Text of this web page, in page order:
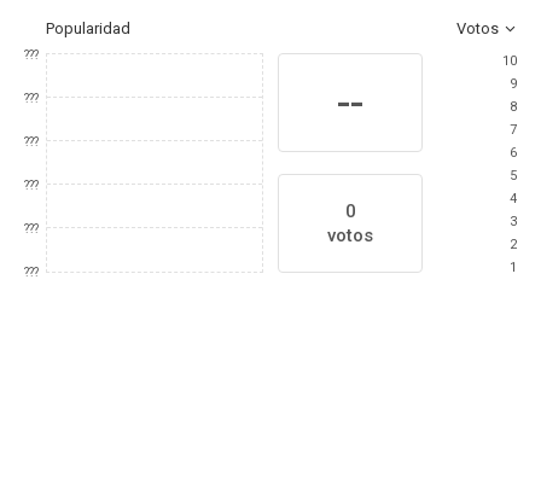
Popularidad Votos
???
???
???
???
???
???
--
0
votos
10
9
8
7
6
5
4
3
2
1